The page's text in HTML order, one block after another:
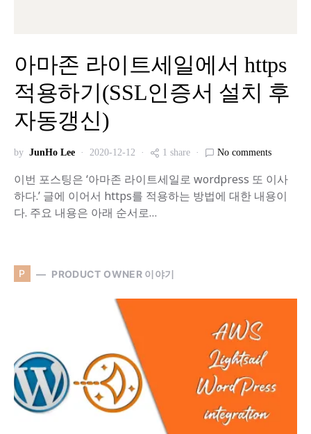
아마존 라이트세일에서 https
적용하기(SSL인증서 설치 후
자동갱신)
by JunHo Lee 2020-12-12 1 share No comments
이번 포스팅은 ‘아마존 라이트세일로 wordpress 또 이사
하다.’ 글에 이어서 https를 적용하는 방법에 대한 내용이
다. 주요 내용은 아래 순서로…
P PRODUCT OWNER 이야기